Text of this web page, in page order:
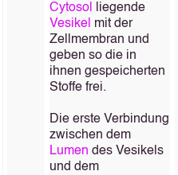
Cytosol
liegende
Vesikel mit der
Zellmembran und
geben so die in
ihnen gespeicherten
Stoffe frei.
Die erste Verbindung
zwischen dem
Lumen des Vesikels
und dem